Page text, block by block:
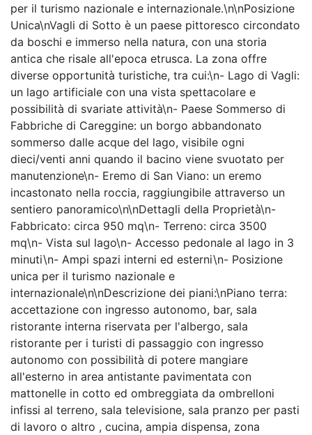
per il turismo nazionale e internazionale.\n\nPosizione
Unica\nVagli di Sotto è un paese pittoresco circondato
da boschi e immerso nella natura, con una storia
antica che risale all'epoca etrusca. La zona offre
diverse opportunità turistiche, tra cui:\n- Lago di Vagli:
un lago artificiale con una vista spettacolare e
possibilità di svariate attività\n- Paese Sommerso di
Fabbriche di Careggine: un borgo abbandonato
sommerso dalle acque del lago, visibile ogni
dieci/venti anni quando il bacino viene svuotato per
manutenzione\n- Eremo di San Viano: un eremo
incastonato nella roccia, raggiungibile attraverso un
sentiero panoramico\n\nDettagli della Proprietà\n-
Fabbricato: circa 950 mq\n- Terreno: circa 3500
mq\n- Vista sul lago\n- Accesso pedonale al lago in 3
minuti\n- Ampi spazi interni ed esterni\n- Posizione
unica per il turismo nazionale e
internazionale\n\nDescrizione dei piani:\nPiano terra:
accettazione con ingresso autonomo, bar, sala
ristorante interna riservata per l'albergo, sala
ristorante per i turisti di passaggio con ingresso
autonomo con possibilità di potere mangiare
all'esterno in area antistante pavimentata con
mattonelle in cotto ed ombreggiata da ombrelloni
infissi al terreno, sala televisione, sala pranzo per pasti
di lavoro o altro , cucina, ampia dispensa, zona